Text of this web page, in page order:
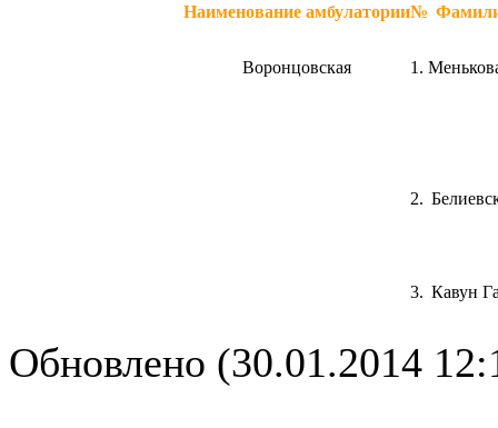
Наименование амбулатории№
Воронцовская 1.
2.
3. Кавун
Обновлено (30.01.2014